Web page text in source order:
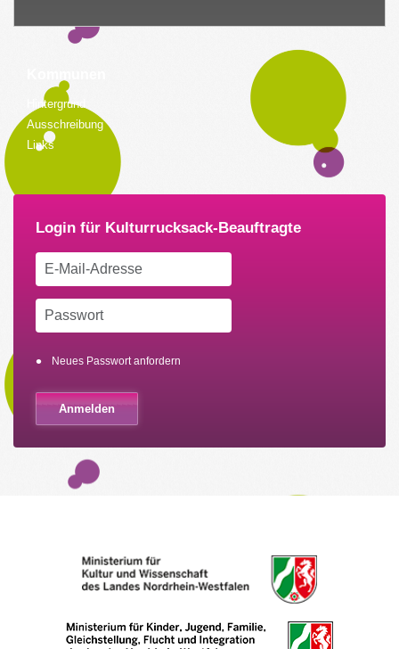
Hintergrund
Ausschreibung
Links
Neues Passwort anfordern